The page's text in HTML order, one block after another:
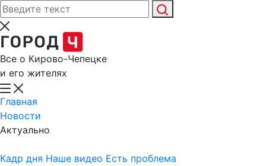
Все о Кирово-Чепецке
и его жителях
Главная
Новости
Актуально
Кадр дня Наше видео Есть проблема